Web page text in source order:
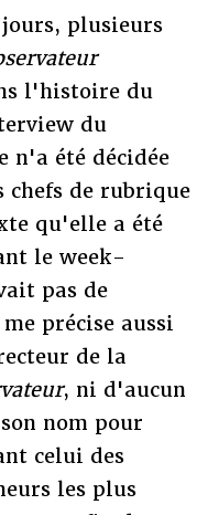
plusieurs
l'histoire du
du
n'a été décidée
chefs de rubrique
qu'elle a été
le week-
pas de
précise aussi
de la
, ni d'aucun
nom pour
celui des
les plus